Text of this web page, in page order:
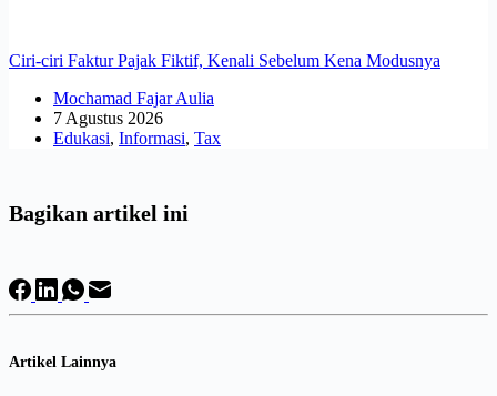
Ciri-ciri Faktur Pajak Fiktif, Kenali Sebelum Kena Modusnya
Mochamad Fajar Aulia
7 Agustus 2026
Edukasi, Informasi, Tax
Bagikan artikel ini
Artikel Lainnya